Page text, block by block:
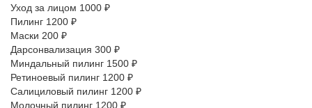
Уход за лицом 1000 ₽
Пилинг 1200 ₽
Маски 200 ₽
Дарсонвализация 300 ₽
Миндальный пилинг 1500 ₽
Ретиноевый пилинг 1200 ₽
Салициловый пилинг 1200 ₽
Молочный пилинг 1200 ₽